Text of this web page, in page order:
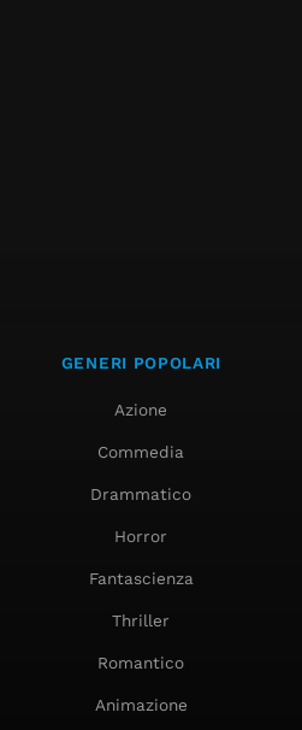
GENERI POPOLARI
Azione
Commedia
Drammatico
Horror
Fantascienza
Thriller
Romantico
Animazione